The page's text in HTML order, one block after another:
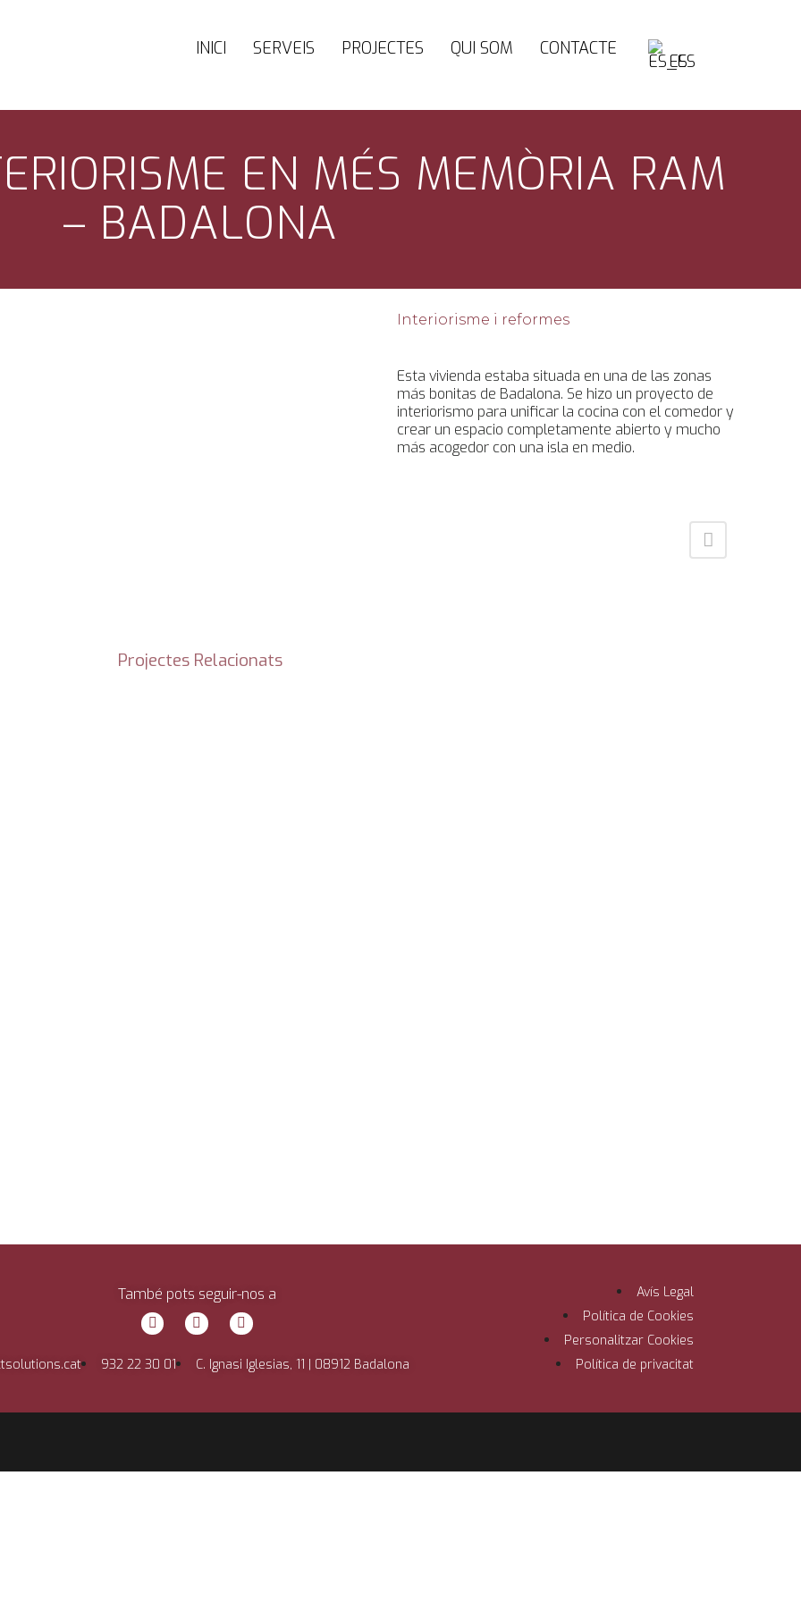
INICI SERVEIS PROJECTES QUI SOM CONTACTE
ES
EN MÉS MEMÒRIA RAM
– BADALONA
Interiorisme i reformes
Esta vivienda estaba situada en una de las zonas
más bonitas de Badalona. Se hizo un proyecto de
interiorismo para unificar la cocina con el comedor y
crear un espacio completamente abierto y mucho
más acogedor con una isla en medio.
Projectes Relacionats
També pots seguir-nos a
932 22 30 01 C. Ignasi Iglesias, 11 | 08912 Badalona
Avís Legal
Política de Cookies
Personalitzar Cookies
Política de privacitat